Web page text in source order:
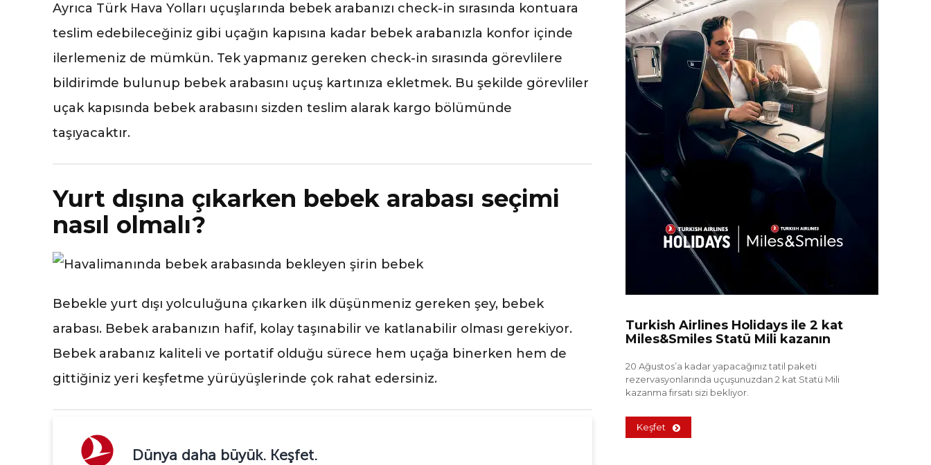
Ayrıca Türk Hava Yolları uçuşlarında bebek arabanızı check-in sırasında kontuara
teslim edebileceğiniz gibi uçağın kapısına kadar bebek arabanızla konfor içinde
ilerlemeniz de mümkün. Tek yapmanız gereken check-in sırasında görevlilere
bildirimde bulunup bebek arabasını uçuş kartınıza ekletmek. Bu şekilde görevliler
uçak kapısında bebek arabasını sizden teslim alarak kargo bölümünde
taşıyacaktır.
Yurt dışına çıkarken bebek arabası seçimi
nasıl olmalı?
Bebekle yurt dışı yolculuğuna çıkarken ilk düşünmeniz gereken şey, bebek
arabası. Bebek arabanızın hafif, kolay taşınabilir ve katlanabilir olması gerekiyor.
Bebek arabanız kaliteli ve portatif olduğu sürece hem uçağa binerken hem de
gittiğiniz yeri keşfetme yürüyüşlerinde çok rahat edersiniz.
Dünya daha büyük. Keşfet.
Turkish Airlines Holidays ile 2 kat
Miles&Smiles Statü Mili kazanın
20 Ağustos’a kadar yapacağınız tatil paketi
rezervasyonlarında uçuşunuzdan 2 kat Statü Mili
kazanma fırsatı sizi bekliyor.
Keşfet